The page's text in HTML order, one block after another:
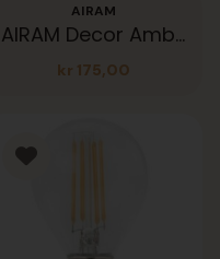
AIRAM
AIRAM Decor Amber 360lm E27
kr 175,00